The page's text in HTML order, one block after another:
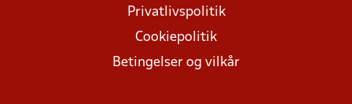
Privatlivspolitik
Cookiepolitik
Betingelser og vilkår